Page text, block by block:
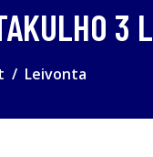
3 L
Leivonta